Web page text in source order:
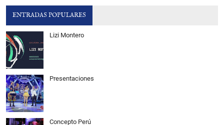
ENTRADAS POPULARES
Lizi Montero
Presentaciones
Concepto Perú